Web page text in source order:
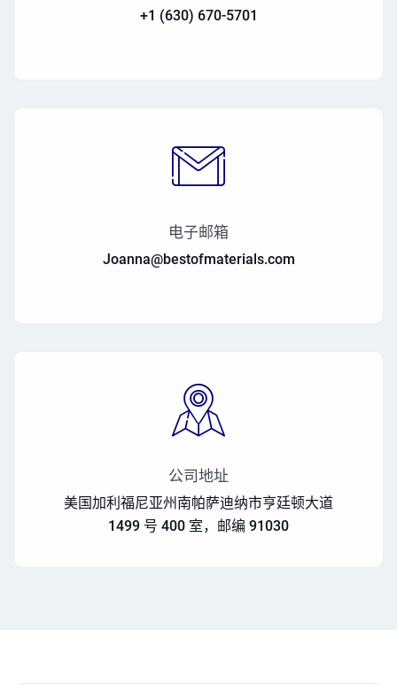
+1 (630) 670-5701
电子邮箱
Joanna@bestofmaterials.com
公司地址
美国加利福尼亚州南帕萨迪纳市亨廷顿大道
1499 号 400 室，邮编 91030